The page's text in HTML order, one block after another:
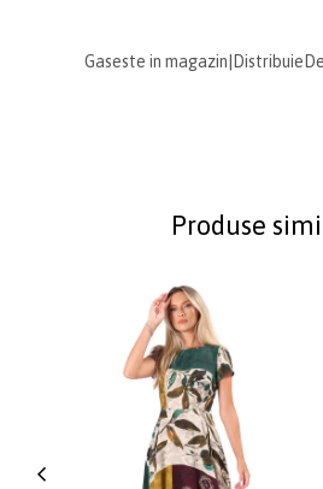
Gaseste in magazin Distribuie
Produse